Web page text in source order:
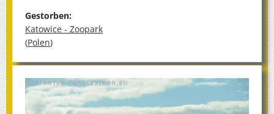
Gestorben:
Katowice - Zoopark
(Polen)